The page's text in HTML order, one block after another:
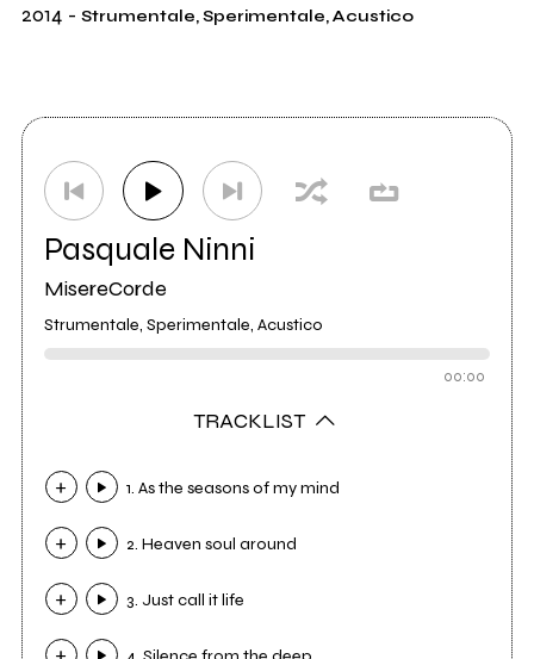
2014 - Strumentale, Sperimentale, Acustico
Pasquale Ninni
MisereCorde
Strumentale, Sperimentale, Acustico
00:00
TRACKLIST
1. As the seasons of my mind
2. Heaven soul around
3. Just call it life